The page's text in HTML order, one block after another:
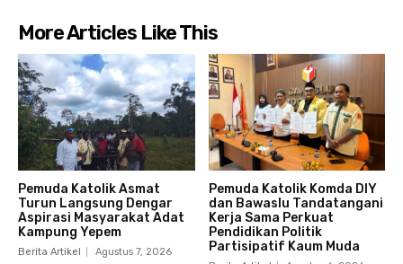
More Articles Like This
Pemuda Katolik Asmat
Turun Langsung Dengar
Aspirasi Masyarakat Adat
Kampung Yepem
Berita Artikel Agustus 7, 2026
Pemuda Katolik Komda DIY
dan Bawaslu Tandatangani
Kerja Sama Perkuat
Pendidikan Politik
Partisipatif Kaum Muda